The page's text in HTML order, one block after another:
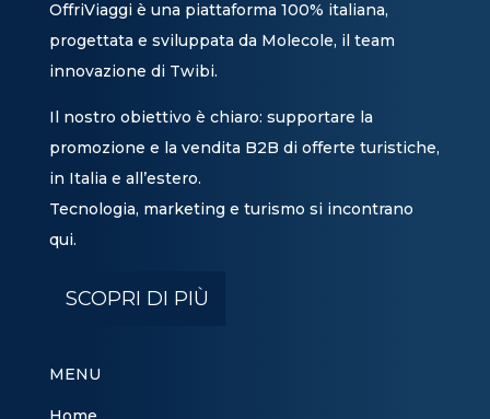
OffriViaggi è una piattaforma 100% italiana,
progettata e sviluppata da Molecole, il team
innovazione di Twibi.
Il nostro obiettivo è chiaro: supportare la
promozione e la vendita B2B di offerte turistiche,
in Italia e all’estero.
Tecnologia, marketing e turismo si incontrano
qui.
SCOPRI DI PIÙ
MENU